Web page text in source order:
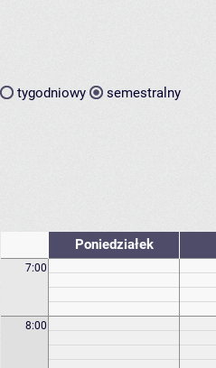
tygodniowy semestralny
Poniedziałek
7:00
8:00